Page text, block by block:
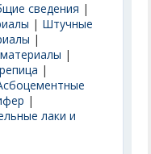
сведения |
| Штучные
|
|
|
|
лаки и